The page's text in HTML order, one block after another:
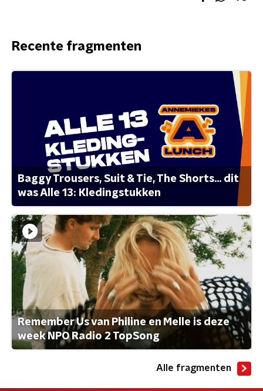
Recente fragmenten
Baggy Trousers, Suit & Tie, The Shorts... dit
was Alle 13: Kledingstukken
Remember Us van Philine en Melle is deze
week NPO Radio 2 TopSong
Alle fragmenten